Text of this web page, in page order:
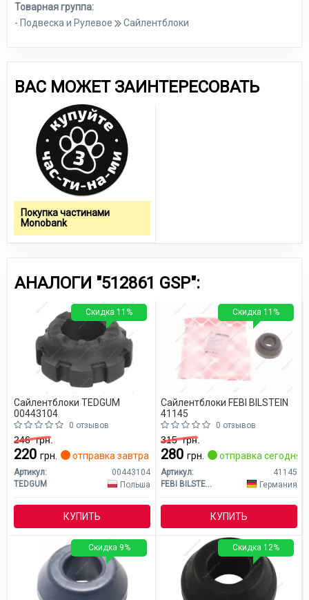
Товарная группа:
- Подвеска и Рулевое
Сайлентблоки
ВАС МОЖЕТ ЗАИНТЕРЕСОВАТЬ
Покупка частинами
Monobank
АНАЛОГИ "512861 GSP":
Сайлентблоки TEDGUM
00443104
0 отзывов
246грн.
220 грн. отправка завтра
Артикул:
00443104
TEDGUM
Польша
КУПИТЬ
Скидка 11%
Сайлентблоки FEBI BILSTEIN
41145
0 отзывов
315грн.
280 грн. отправка сегодня
Артикул:
41145
FEBI BILSTEIN
Германия
КУПИТЬ
Скидка 11%
Скидка 9% Скидка 12%